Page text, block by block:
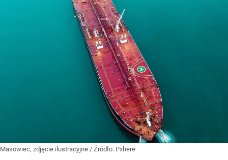
Masowiec, zdjęcie ilustracyjne / Źródło: Pxhere